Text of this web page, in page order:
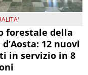
forestale della
12 nuovi
in servizio in 8